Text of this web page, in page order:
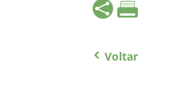
Voltar